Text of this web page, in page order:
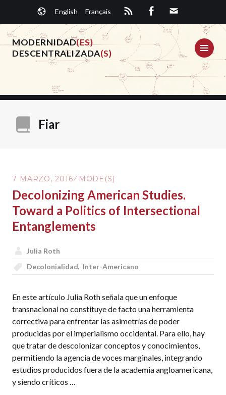
contenido.
English Français
MODERNIDAD(ES)
DESCENTRALIZADA(S)
Fiar
7 MARZO, 2016 MODE(S)
Decolonizing American Studies.
Toward a Politics of Intersectional
Entanglements
Julia Roth
Decolonialidad, Inter-Americano
En este artículo Julia Roth señala que un enfoque
transnacional no constituye de facto una herramienta
correctiva para enfrentar las asimetrías de poder
producidas por el imperialismo occidental. Para ello, hay
que tratar de descolonizar conceptos y conocimientos,
permitiendo la agencia de voces marginales, integrando
estudios producidos fuera de la academia angloamericana,
y siendo críticos …